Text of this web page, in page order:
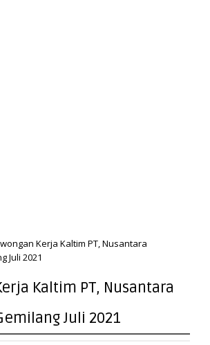
Kerja Kaltim PT, Nusantara
Juli 2021
Kaltim PT, Nusantara
Juli 2021